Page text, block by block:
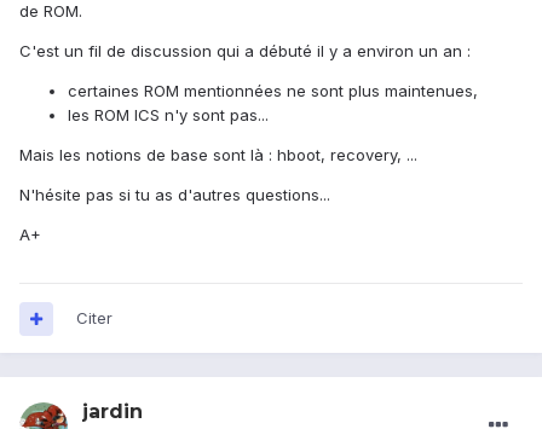
de ROM.
C'est un fil de discussion qui a débuté il y a environ un an :
certaines ROM mentionnées ne sont plus maintenues,
les ROM ICS n'y sont pas...
Mais les notions de base sont là : hboot, recovery, ...
N'hésite pas si tu as d'autres questions...
A+
Citer
jardin